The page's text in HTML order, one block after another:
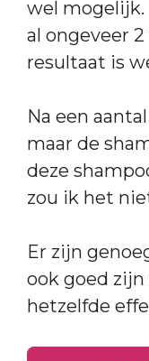
wel mogelijk.
al ongeveer
resultaat is
Na een
maar de
deze
zou ik het
Er zijn
ook goed zijn
hetzelfde